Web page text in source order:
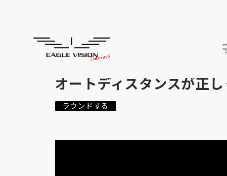
使用方法
HOW TO USE
オートディスタンスが正
ラウンドする